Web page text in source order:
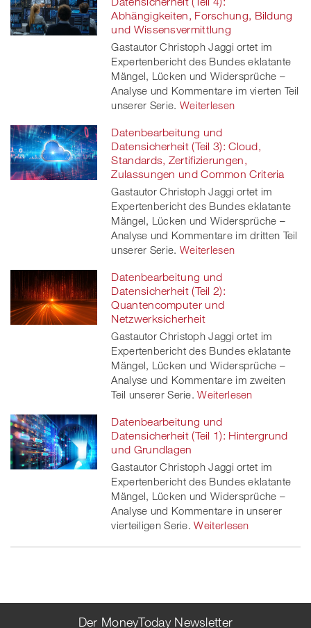
Abhängigkeiten, Forschung, Bildung
und Wissensvermittlung
Gastautor Christoph Jaggi ortet im
Expertenbericht des Bundes eklatante
Mängel, Lücken und Widersprüche –
Analyse und Kommentare im vierten Teil
unserer Serie. Weiterlesen
Datenbearbeitung und
Datensicherheit (Teil 3): Cloud,
Standards, Zertifizierungen,
Zulassungen und Common Criteria
Gastautor Christoph Jaggi ortet im
Expertenbericht des Bundes eklatante
Mängel, Lücken und Widersprüche –
Analyse und Kommentare im dritten Teil
unserer Serie. Weiterlesen
Datenbearbeitung und
Datensicherheit (Teil 2):
Quantencomputer und
Netzwerksicherheit
Gastautor Christoph Jaggi ortet im
Expertenbericht des Bundes eklatante
Mängel, Lücken und Widersprüche –
Analyse und Kommentare im zweiten
Teil unserer Serie. Weiterlesen
Datenbearbeitung und
Datensicherheit (Teil 1): Hintergrund
und Grundlagen
Gastautor Christoph Jaggi ortet im
Expertenbericht des Bundes eklatante
Mängel, Lücken und Widersprüche –
Analyse und Kommentare in unserer
vierteiligen Serie. Weiterlesen
Der MoneyToday Newsletter